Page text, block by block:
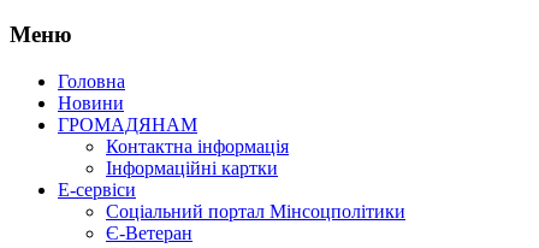
Меню
Головна
Новини
ГРОМАДЯНАМ
Контактна інформація
Інформаційні картки
Е-сервіси
Соціальний портал Мінсоцполітики
Є-Ветеран